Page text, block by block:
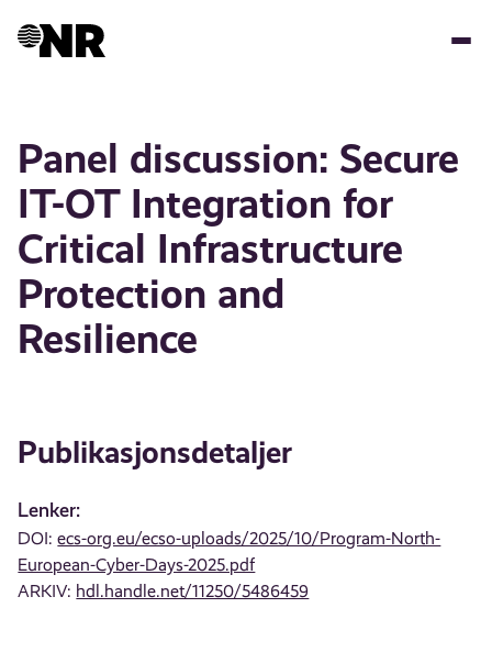
Panel discussion: Secure
IT-OT Integration for
Critical Infrastructure
Protection and
Resilience
Publikasjonsdetaljer
Lenker:
DOI:ecs-org.eu/ecso-uploads/2025/10/Program-North-
European-Cyber-Days-2025.pdf
ARKIV: hdl.handle.net/11250/5486459